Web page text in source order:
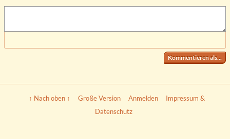
Kommentieren als...
↑ Nach oben ↑ Große Version Anmelden
Impressum &
Datenschutz